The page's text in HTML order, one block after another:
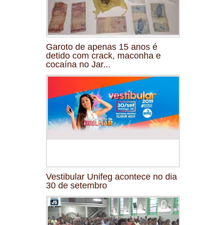
Garoto de apenas 15 anos é
detido com crack, maconha e
cocaína no Jar...
Vestibular Unifeg acontece no dia
30 de setembro